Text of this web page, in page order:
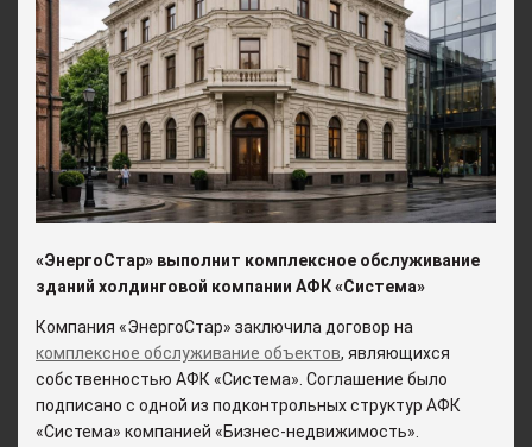
«ЭнергоСтар» выполнит комплексное обслуживание
зданий холдинговой компании АФК «Система»
Компания «ЭнергоСтар» заключила договор на
комплексное обслуживание объектов, являющихся
собственностью АФК «Система». Соглашение было
подписано с одной из подконтрольных структур АФК
«Система» компанией «Бизнес-недвижимость».